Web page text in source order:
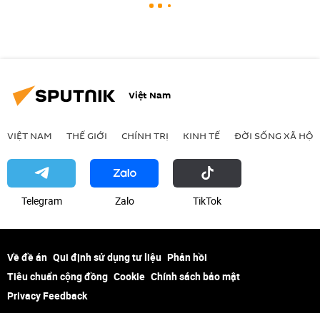
Việt Nam
VIỆT NAM THẾ GIỚI CHÍNH TRỊ KINH TẾ ĐỜI SỐNG XÃ HỘI
Telegram Zalo ТikТоk
Về đề án Qui định sử dụng tư liệu Phản hồi
Tiêu chuẩn cộng đồng Cookie Chính sách bảo mật
Privacy Feedback